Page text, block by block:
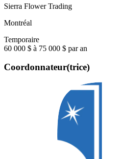
Sierra Flower Trading
Montréal
Temporaire
60 000 $ à 75 000 $ par an
Coordonnateur(trice)